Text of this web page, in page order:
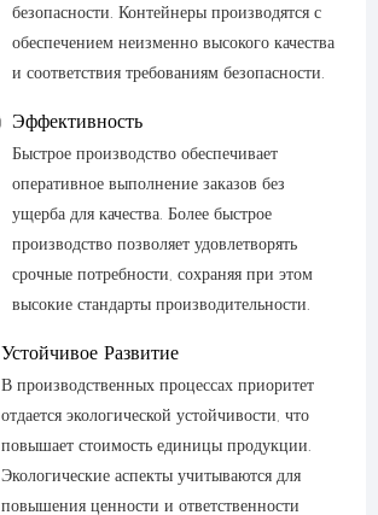
безопасности. Контейнеры производятся с
обеспечением неизменно высокого качества
и соответствия требованиям безопасности.
Эффективность
Быстрое производство обеспечивает
оперативное выполнение заказов без
ущерба для качества. Более быстрое
производство позволяет удовлетворять
срочные потребности, сохраняя при этом
высокие стандарты производительности.
Устойчивое Развитие
В производственных процессах приоритет
отдается экологической устойчивости, что
повышает стоимость единицы продукции.
Экологические аспекты учитываются для
повышения ценности и ответственности